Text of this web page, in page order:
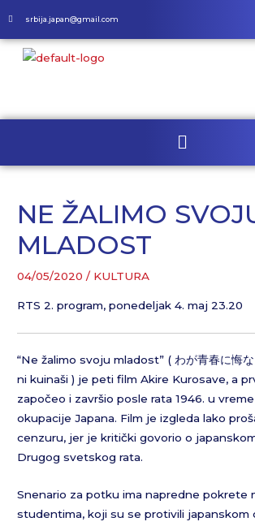
srbija.japan@gmail.com
NE ŽALIMO
MLADOST
04/05/2020/ KULTURA
RTS 2. program, ponedeljak 4. maj 23.20
“Ne žalimo svoju mladost” ( わが青春に悔
ni kuinaši ) je peti film Akire Kurosave, a
započeo i završio posle rata 1946. u
okupacije Japana. Film je izgleda lako
cenzuru, jer je kritički govorio o
Drugog svetskog rata.
Snenario za potku ima napredne pokrete
studentima, koji su se protivili japanskom